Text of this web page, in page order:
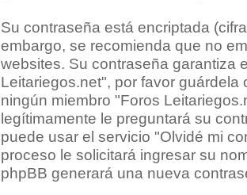
Su contraseña está encriptada
embargo, se recomienda que no
websites. Su contraseña garantiza
Leitariegos.net", por favor
ningún miembro "Foros
legítimamente le preguntará su
puede usar el servicio "Olvidé mi
proceso le solicitará ingresar su
phpBB generará una nueva